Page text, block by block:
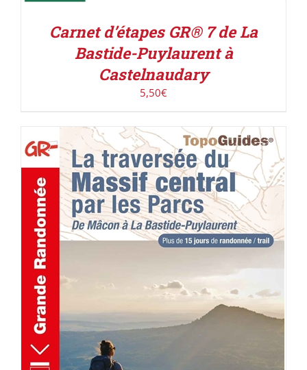
Carnet d’étapes GR® 7 de La
Bastide-Puylaurent à
Castelnaudary
5,50€
AJOUTER AU PANIER